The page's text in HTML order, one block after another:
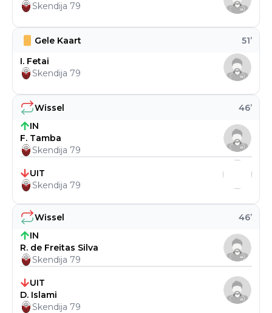
Wissel 46’
IN
R. de Freitas Silva
Skendija 79
UIT
D. Islami
Skendija 79
Wissel 46’
IN
F. Tamba
Skendija 79
UIT
Skendija 79
Gele Kaart 51’
I. Fetai
Skendija 79
Skendija 79